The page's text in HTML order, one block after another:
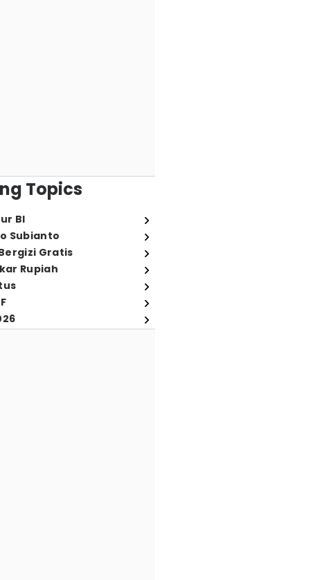
Topics
BI
Subianto
Gratis
Rupiah